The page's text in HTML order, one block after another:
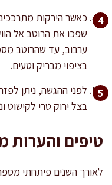
כאשר הירקות
ערבוב, עד שהרוטב
בציפוי מבריק וטעים.
לפני ההגשה, ניתן
בצל ירוק טרי לקישוט
טיפים
לאורך השנים פיתחתי